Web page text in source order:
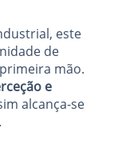
este
de
mão.
e
alcança-se